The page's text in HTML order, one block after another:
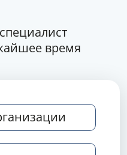
время